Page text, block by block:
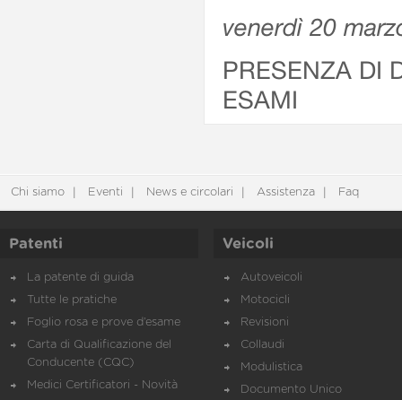
venerdì 20
PRESENZA DI
ESAMI
Chi siamo Eventi News e circolari Assistenza Faq
Patenti
La patente di guida
Tutte le pratiche
Foglio rosa e prove d’esame
Carta di Qualificazione del
Conducente (CQC)
Medici Certificatori - Novità
Veicoli
Autoveicoli
Motocicli
Revisioni
Collaudi
Modulistica
Documento Unico